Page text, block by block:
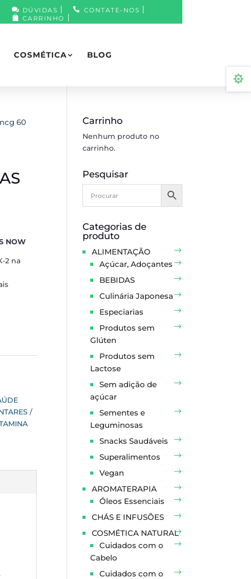
DÚVIDAS
CONTATE-NOS
CARRINHO
COSMÉTICA BLOG
60
NOW
2 na
Carrinho
Nenhum produto no
carrinho.
Pesquisar
Categorias de
produto
ALIMENTAÇÃO
Açúcar, Adoçantes
BEBIDAS
Culinária Japonesa
Especiarias
Produtos sem
Glúten
Produtos sem
Lactose
Sem adição de
açúcar
Sementes e
Leguminosas
Snacks Saudáveis
Superalimentos
Vegan
AROMATERAPIA
Óleos Essenciais
CHÁS E INFUSÕES
COSMÉTICA NATURAL
Cuidados com o
Cabelo
Cuidados com o
